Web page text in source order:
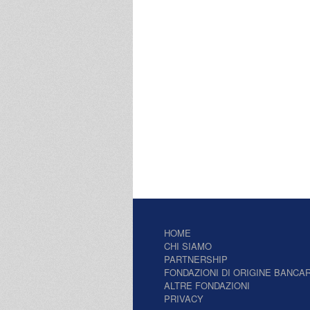
HOME
CHI SIAMO
PARTNERSHIP
FONDAZIONI DI ORIGINE
ALTRE FONDAZIONI
PRIVACY